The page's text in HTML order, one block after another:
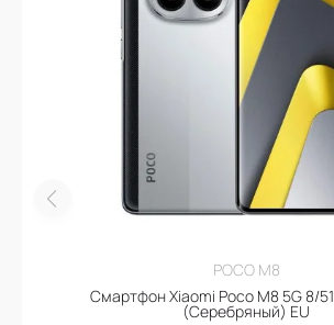
POCO M8
Смартфон Xiaomi Poco M8 5G 8/
(Серебряный) EU